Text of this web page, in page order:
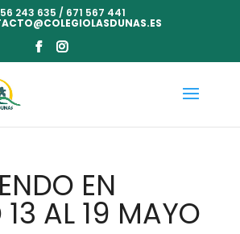
243 635 / 671 567 441
EN
13 AL 19 MAYO